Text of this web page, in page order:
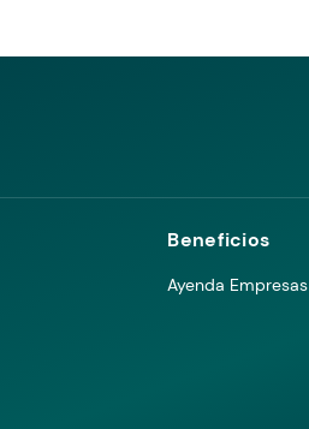
Beneficios
Ayenda Empresas